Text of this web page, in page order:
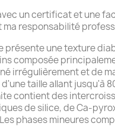
un certificat et une
responsabilité
présente une texture
composée
irrégulièrement et de
taille allant jusqu'à
contient des
de silice, de Ca-
phases mineures